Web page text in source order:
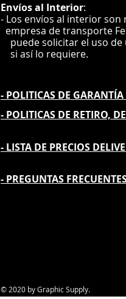
Envíosal Interior:
- Los envíos al interior son
empresa de transporte
puede solicitar el uso
si así lo requiere.
- POLITICAS DE GARANTÍA
- POLITICAS DE RETIRO,
- LISTA DE PRECIOS
- PREGUNTAS
© 2020 by Graphic Supply.